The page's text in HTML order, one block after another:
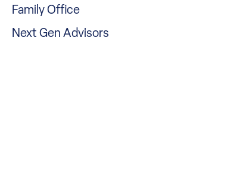
Family Office
Next Gen Advisors